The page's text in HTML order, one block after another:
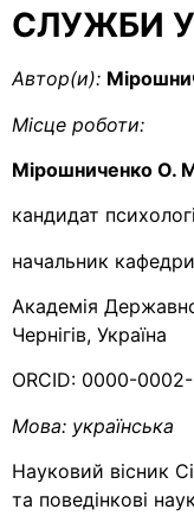
СЛУЖБИ
Автор(и):
Місце роботи:
Мірошниченко О.
кандидат
начальник кафедри
Академія
Чернігів, Україна
ORCID: 0000-
Мова: українська
Науковий вісник
та поведінкові